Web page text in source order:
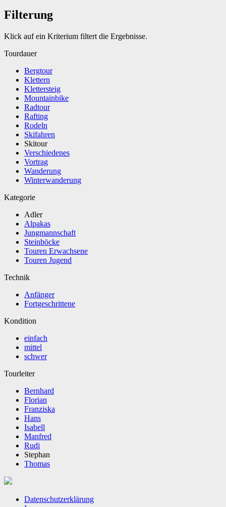
Filterung
Klick auf ein Kriterium filtert die Ergebnisse.
Tourdauer
Bergtour
Klettern
Klettersteig
Mountainbike
Radtour
Rafting
Rodeln
Skifahren
Skitour
Verschiedenes
Vortrag
Wanderung
Winterwanderung
Kategorie
Adler
Alpakas
Jungmannschaft
Steinböcke
Touren Erwachsene
Touren Jugend
Technik
Anfänger
Fortgeschrittene
Kondition
einfach
mittel
schwer
Tourleiter
Bernhard
Florian
Franziska
Hans
Isabell
Manfred
Rudi
Stephan
Thomas
Datenschutzerklärung